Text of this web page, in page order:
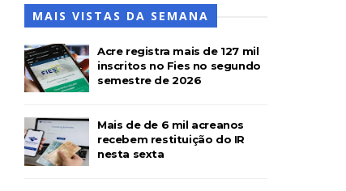
MAIS VISTAS DA SEMANA
Acre registra mais de 127 mil
inscritos no Fies no segundo
semestre de 2026
Mais de de 6 mil acreanos
recebem restituição do IR
nesta sexta